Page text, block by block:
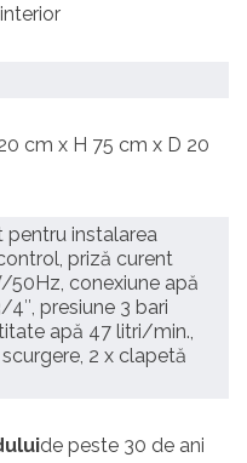
cm x H 75 cm x D 20
pentru instalarea
priză curent
50Hz, conexiune apă
presiune 3 bari
apă 47 litri/min.,
2 x clapetă
de peste 30 de ani